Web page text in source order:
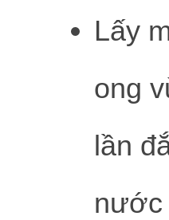
Lấy
ong
lần
nước